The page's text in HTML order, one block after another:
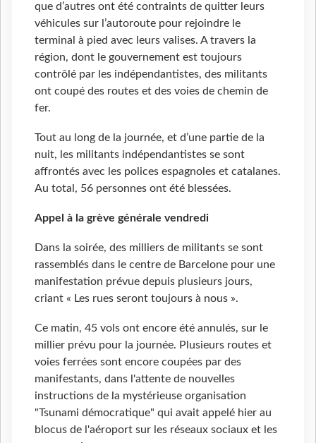
que d’autres ont été contraints de quitter leurs
véhicules sur l’autoroute pour rejoindre le
terminal à pied avec leurs valises. A travers la
région, dont le gouvernement est toujours
contrôlé par les indépendantistes, des militants
ont coupé des routes et des voies de chemin de
fer.
Tout au long de la journée, et d’une partie de la
nuit, les militants indépendantistes se sont
affrontés avec les polices espagnoles et catalanes.
Au total, 56 personnes ont été blessées.
Appel à la grève générale vendredi
Dans la soirée, des milliers de militants se sont
rassemblés dans le centre de Barcelone pour une
manifestation prévue depuis plusieurs jours,
criant « Les rues seront toujours à nous ».
Ce matin, 45 vols ont encore été annulés, sur le
millier prévu pour la journée. Plusieurs routes et
voies ferrées sont encore coupées par des
manifestants, dans l'attente de nouvelles
instructions de la mystérieuse organisation
"Tsunami démocratique" qui avait appelé hier au
blocus de l'aéroport sur les réseaux sociaux et les